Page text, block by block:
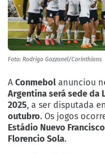
Foto: Rodrigo Gazzanel/Corinthians
A Conmebolanunciou
Argentina será sede da
2025, a ser disputada
outubro. Os jogos
Estádio Nuevo
Florencio Sola.